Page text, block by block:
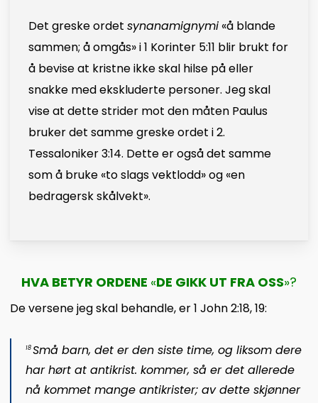
Det greske ordetsynanamignymi «å blande
sammen; å omgås» i 1 Korinter 5:11 blir brukt for
å bevise at kristne ikke skal hilse på eller
snakke med ekskluderte personer. Jeg skal
vise at dette strider mot den måten Paulus
bruker det samme greske ordet i 2.
Tessaloniker 3:14. Dette er også det samme
som å bruke «to slags vektlodd» og «en
bedragersk skålvekt».
HVA BETYR ORDENE «DE GIKK UT FRA OSS»?
De versene jeg skal behandle, er 1 John 2:18, 19:
18Små barn, det er den siste time, og liksom dere
har hørt at antikrist. kommer, så er det allerede
nå kommet mange antikrister; av dette skjønner